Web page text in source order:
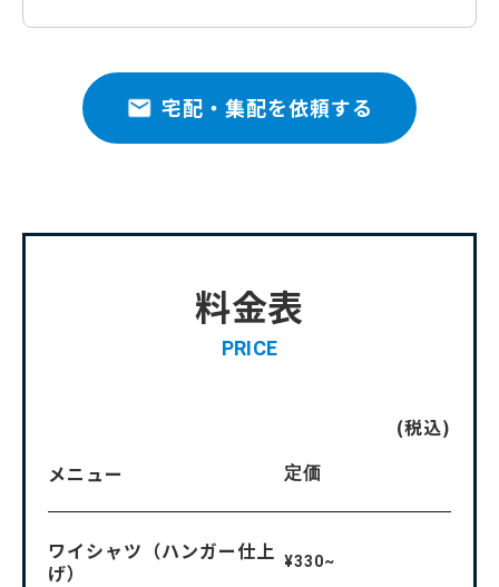
宅配・集配を依頼する
料金表
PRICE
(税込)
メニュー
定価
ワイシャツ（ハンガー仕上
げ）
¥330~